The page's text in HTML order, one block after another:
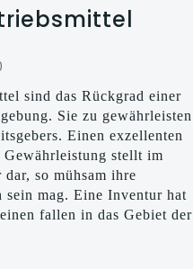
sind das Rückgrad einer
Sie zu gewährleisten
Einen exzellenten
stellt im
so mühsam ihre
sein mag. Eine Inventur hat
fallen in das Gebiet der